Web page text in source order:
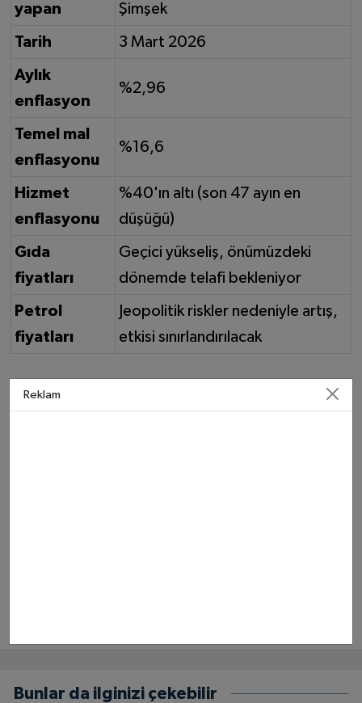
yapan
Şimşek
Tarih 3 Mart 2026
Aylık
enflasyon
%2,96
Temel mal
enflasyonu
%16,6
Hizmet
enflasyonu
%40'ın altı (son 47 ayın en
düşüğü)
Gıda
fiyatları
Geçici yükseliş, önümüzdeki
dönemde telafi bekleniyor
Petrol
fiyatları
Jeopolitik riskler nedeniyle artış,
etkisi sınırlandırılacak
Bunlar da ilginizi çekebilir
Reklam